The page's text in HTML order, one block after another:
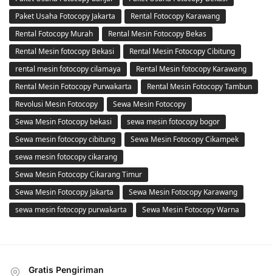
Paket Usaha Fotocopy Jakarta
Rental Fotocopy Karawang
Rental Fotocopy Murah
Rental Mesin Fotocopy Bekas
Rental Mesin fotocopy Bekasi
Rental Mesin Fotocopy Cibitung
rental mesin fotocopy cilamaya
Rental Mesin fotocopy Karawang
Rental Mesin Fotocopy Purwakarta
Rental Mesin Fotocopy Tambun
Revolusi Mesin Fotocopy
Sewa Mesin Fotocopy
Sewa Mesin Fotocopy bekasi
sewa mesin fotocopy bogor
Sewa mesin fotocopy cibitung
Sewa Mesin Fotocopy Cikampek
sewa mesin fotocopy cikarang
Sewa Mesin Fotocopy Cikarang Timur
Sewa Mesin Fotocopy Jakarta
Sewa Mesin Fotocopy Karawang
sewa mesin fotocopy purwakarta
Sewa Mesin Fotocopy Warna
Gratis Pengiriman